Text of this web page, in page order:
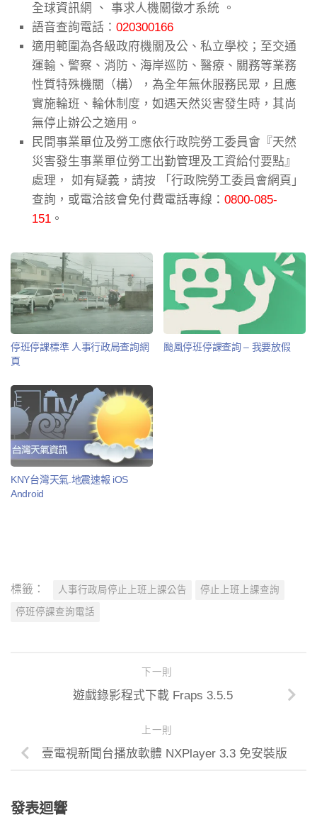
全球資訊網 、 事求人機關徵才系統 。
語音查詢電話： 020300166
適用範圍為各級政府機關及公、私立學校；至交通
運輸、警察、消防、海岸巡防、醫療、關務等業務
性質特殊機關（構），為全年無休服務民眾，且應
實施輪班、輪休制度，如遇天然災害發生時，其尚
無停止辦公之適用。
民間事業單位及勞工應依行政院勞工委員會『天然
災害發生事業單位勞工出勤管理及工資給付要點』
處理， 如有疑義，請按 「行政院勞工委員會網頁」
查詢，或電洽該會免付費電話專線： 0800-085-
151 。
停班停課標準 人事行政局查詢網
頁
颱風停班停課查詢 – 我要放假
KNY台灣天氣.地震速報 iOS
Android
標籤： 人事行政局停止上班上課公告 停止上班上課查詢
停班停課查詢電話
下一則
遊戲錄影程式下載 Fraps 3.5.5
上一則
壹電視新聞台播放軟體 NXPlayer 3.3 免安裝版
發表迴響